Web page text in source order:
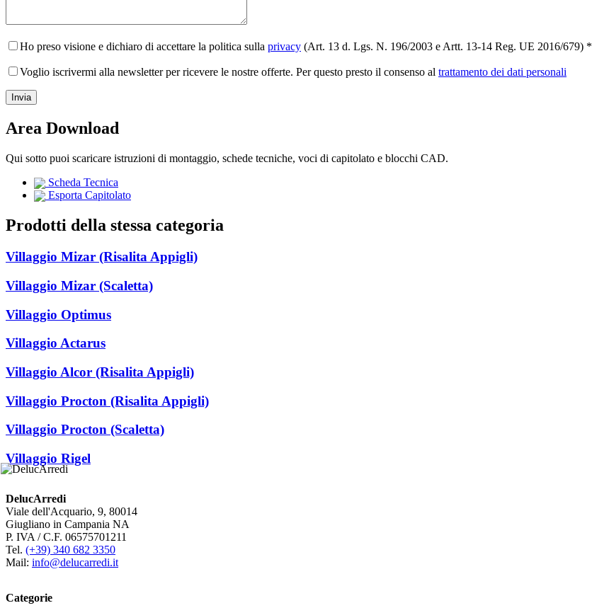
Ho preso visione e dichiaro di accettare la politica sulla privacy (Art. 13 d. Lgs. N. 196/2003 e Artt. 13-14 Reg. UE 2016/679) *
Voglio iscrivermi alla newsletter per ricevere le nostre offerte. Per questo presto il consenso al trattamento dei dati personali
Area Download
Qui sotto puoi scaricare istruzioni di montaggio, schede tecniche, voci di capitolato e blocchi CAD.
Scheda Tecnica
Esporta Capitolato
Prodotti della stessa categoria
Villaggio Mizar (Risalita Appigli)
Villaggio Mizar (Scaletta)
Villaggio Optimus
Villaggio Actarus
Villaggio Alcor (Risalita Appigli)
Villaggio Procton (Risalita Appigli)
Villaggio Procton (Scaletta)
Villaggio Rigel
DelucArredi
Viale dell'Acquario, 9, 80014
Giugliano in Campania NA
P. IVA / C.F. 06575701211
Tel. (+39) 340 682 3350
Mail: info@delucarredi.it
Categorie